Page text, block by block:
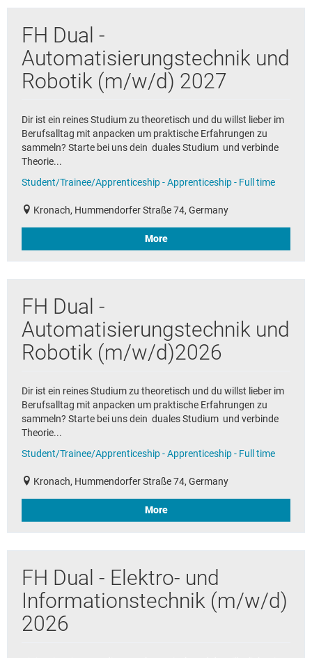
FH Dual -
Automatisierungstechnik und
Robotik (m/w/d) 2027
Dir ist ein reines Studium zu theoretisch und du willst lieber im
Berufsalltag mit anpacken um praktische Erfahrungen zu
sammeln? Starte bei uns dein duales Studium und verbinde
Theorie...
Student/Trainee/Apprenticeship - Apprenticeship - Full time
Kronach, Hummendorfer Straße 74, Germany
More
FH Dual -
Automatisierungstechnik und
Robotik (m/w/d)2026
Dir ist ein reines Studium zu theoretisch und du willst lieber im
Berufsalltag mit anpacken um praktische Erfahrungen zu
sammeln? Starte bei uns dein duales Studium und verbinde
Theorie...
Student/Trainee/Apprenticeship - Apprenticeship - Full time
Kronach, Hummendorfer Straße 74, Germany
More
FH Dual - Elektro- und
Informationstechnik (m/w/d)
2026